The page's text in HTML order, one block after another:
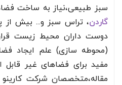
سبز طبیعی،نیاز به ساخت
گاردن، تراس سبز و... بیش از
دوست داران محیط زیست
(محوطه سازی) علم ایجاد
مفید برای فضاهای غیر
مقاله،متخصصان شرکت